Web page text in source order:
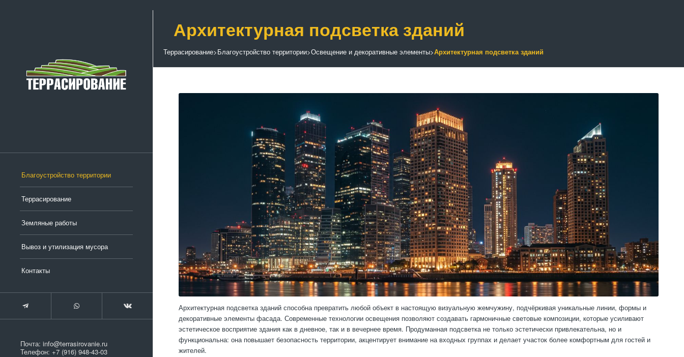
Благоустройство территории
Террасирование
Земляные работы
Вывоз и утилизация мусора
Контакты
Почта: info@terrasirovanie.ru
Телефон: +7 (916) 948-43-03
Архитектурная подсветка зданий
Террасирование>Благоустройство территории>Освещение и декоративные элементы>Архитектурная подсветка зданий
Архитектурная подсветка зданий способна превратить любой объект в настоящую визуальную жемчужину, подчёркивая уникальные линии, формы и
декоративные элементы фасада. Современные технологии освещения позволяют создавать гармоничные световые композиции, которые усиливают
эстетическое восприятие здания как в дневное, так и в вечернее время. Продуманная подсветка не только эстетически привлекательна, но и
функциональна: она повышает безопасность территории, акцентирует внимание на входных группах и делает участок более комфортным для гостей и
жителей.